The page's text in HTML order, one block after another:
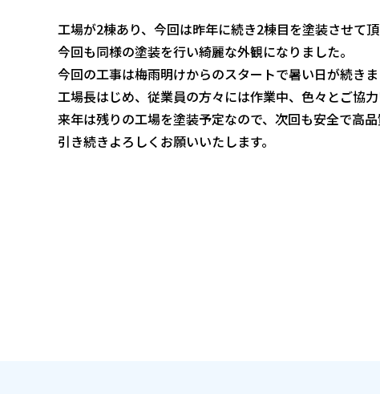
工場が2棟あり、今回は昨年に続き2棟目を塗装させて頂
今回も同様の塗装を行い綺麗な外観になりました。
今回の工事は梅雨明けからのスタートで暑い日が続き
工場長はじめ、従業員の方々には作業中、色々とご協
来年は残りの工場を塗装予定なので、次回も安全で高
引き続きよろしくお願いいたします。